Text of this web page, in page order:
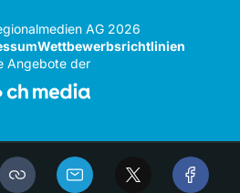
AG 2026
Wettbewerbsrichtlinien
Angebote der